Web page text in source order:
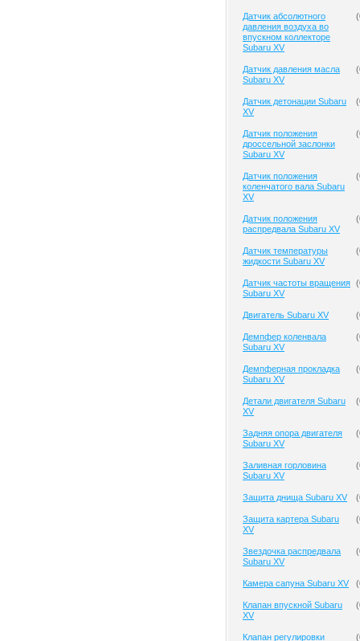
Датчик абсолютного
давления воздуха во
впускном коллекторе
Subaru XV
(
Датчик давления масла
Subaru XV
(
Датчик детонации Subaru
XV
(
Датчик положения
дроссельной заслонки
Subaru XV
(
Датчик положения
коленчатого вала Subaru
XV
(
Датчик положения
распредвала Subaru XV
(
Датчик температуры
жидкости Subaru XV
(
Датчик частоты вращения
Subaru XV
(
Двигатель Subaru XV (
Демпфер коленвала
Subaru XV
(
Демпферная прокладка
Subaru XV
(
Детали двигателя Subaru
XV
(
Задняя опора двигателя
Subaru XV
(
Заливная горловина
Subaru XV
(
Защита днища Subaru XV (
Защита картера Subaru
XV
(
Звездочка распредвала
Subaru XV
(
Камера сапуна Subaru XV (
Клапан впускной Subaru
XV
(
Клапан регулировки (